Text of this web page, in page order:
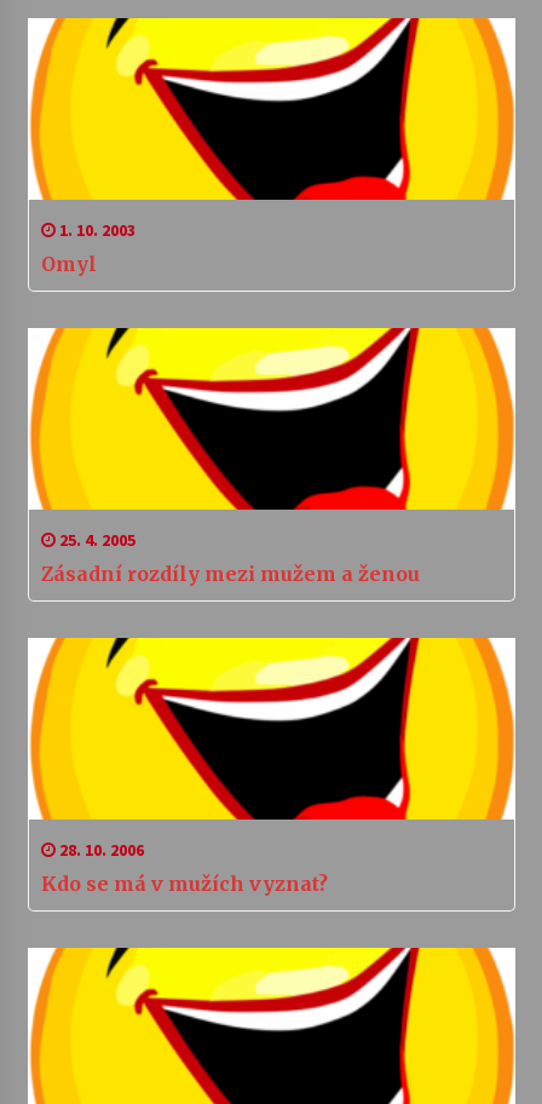
1. 10. 2003
Omyl
25. 4. 2005
Zásadní rozdíly mezi mužem a ženou
28. 10. 2006
Kdo se má v mužích vyznat?